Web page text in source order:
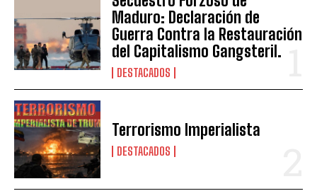
Maduro: Declaración de
Guerra Contra la Restauración
del Capitalismo Gangsteril.
DESTACADOS
Terrorismo Imperialista
DESTACADOS